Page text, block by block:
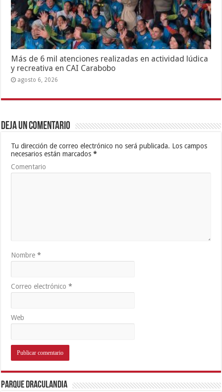
Más de 6 mil atenciones realizadas en actividad lúdica
y recreativa en CAI Carabobo
agosto 6, 2026
Deja un comentario
Tu dirección de correo electrónico no será publicada. Los campos
necesarios están marcados*
Comentario
Nombre*
Correo electrónico*
Web
Parque Draculandia